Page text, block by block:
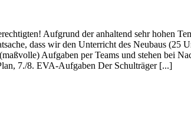
Aufgrund der anhaltend sehr hohen
dass wir den Unterricht des Neubaus (25
Aufgaben per Teams und stehen bei
7./8. EVA-Aufgaben Der Schulträger [...]